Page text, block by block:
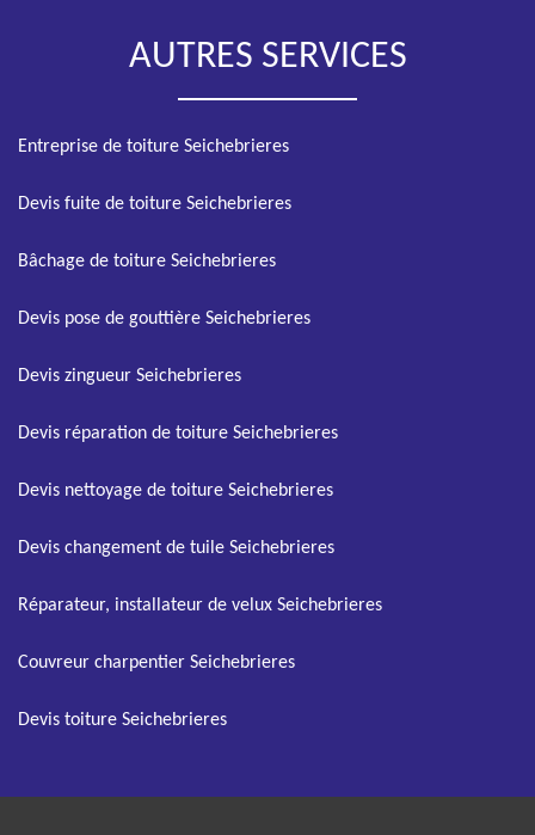
AUTRES SERVICES
Entreprise de toiture Seichebrieres
Devis fuite de toiture Seichebrieres
Bâchage de toiture Seichebrieres
Devis pose de gouttière Seichebrieres
Devis zingueur Seichebrieres
Devis réparation de toiture Seichebrieres
Devis nettoyage de toiture Seichebrieres
Devis changement de tuile Seichebrieres
Réparateur, installateur de velux Seichebrieres
Couvreur charpentier Seichebrieres
Devis toiture Seichebrieres